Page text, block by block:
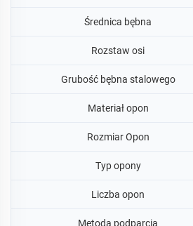
Średnica bębna
Rozstaw osi
Grubość bębna stalowego
Materiał opon
Rozmiar Opon
Typ opony
Liczba opon
Metoda podparcia